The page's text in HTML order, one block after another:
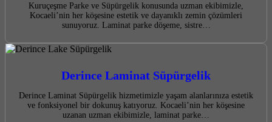
Kuruçeşme Parke ve Süpürgelik konusunda uzman ekibimizle,
Kocaeli’nin her köşesine estetik ve dayanıklı zemin çözümleri
sunuyoruz. Laminat parke döşeme, sistre…
Derince Laminat Süpürgelik
Derince Laminat Süpürgelik hizmetimizle yaşam alanlarınıza estetik
ve fonksiyonel bir dokunuş katıyoruz. Kocaeli’nin her köşesine
uzanan uzman ekibimizle, laminat parke…